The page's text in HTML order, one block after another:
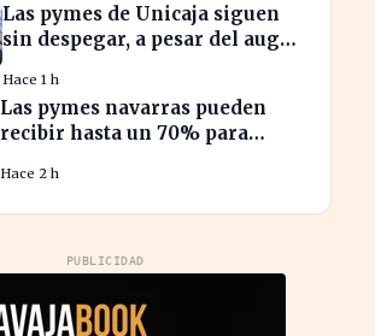
Las pymes de Unicaja siguen
sin despegar, a pesar del auge
Hace 1 h
Las pymes navarras pueden
recibir hasta un 70% para
procesos
Hace 2 h
PUBLICIDAD